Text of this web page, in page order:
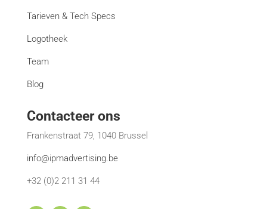
Tarieven & Tech Specs
Logotheek
Team
Blog
Contacteer ons
Frankenstraat 79, 1040 Brussel
info@ipmadvertising.be
+32 (0)2 211 31 44